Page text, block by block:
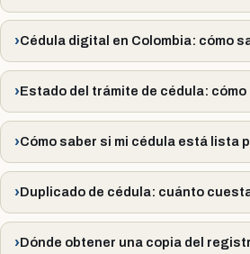
Cédula digital en Colombia: cómo
Estado del trámite de cédula:
Cómo saber si mi cédula está lista
Duplicado de cédula: cuánto
Dónde obtener una copia del